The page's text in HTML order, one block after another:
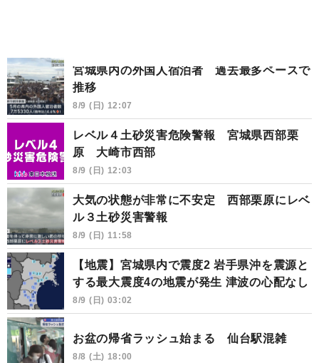
宮城県内の外国人宿泊者 過去最多ペースで
推移
8/9 (日) 12:07
レベル４土砂災害危険警報 宮城県西部栗
原 大崎市西部
8/9 (日) 12:03
大気の状態が非常に不安定 西部栗原にレベ
ル３土砂災害警報
8/9 (日) 11:58
【地震】宮城県内で震度2 岩手県沖を震源と
する最大震度4の地震が発生 津波の心配なし
8/9 (日) 03:02
お盆の帰省ラッシュ始まる 仙台駅混雑
8/8 (土) 18:00